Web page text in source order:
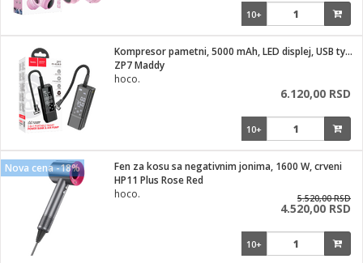
kafu
ostalo
Vitrine
i kutije
oprema
10+
Kompresor pametni, 5000 mAh, LED displej, USB type C
ZP7 Maddy
hoco.
6.120,00 RSD
10+
Nova cena -18%
Fen za kosu sa negativnim jonima, 1600 W, crveni
HP11 Plus Rose Red
hoco.
5.520,00 RSD
4.520,00 RSD
10+